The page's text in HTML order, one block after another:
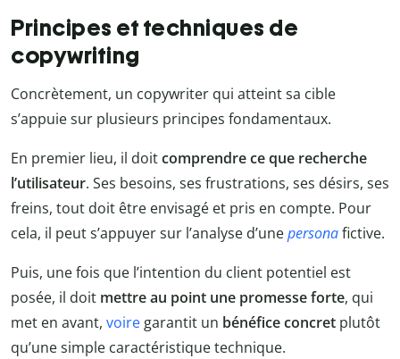
Principes et techniques de
copywriting
Concrètement, un copywriter qui atteint sa cible
s’appuie sur plusieurs principes fondamentaux.
En premier lieu, il doitcomprendre ce que recherche
l’utilisateur. Ses besoins, ses frustrations, ses désirs, ses
freins, tout doit être envisagé et pris en compte. Pour
cela, il peut s’appuyer sur l’analyse d’unepersonafictive.
Puis, une fois que l’intention du client potentiel est
posée, il doit mettre au point une promesse forte, qui
met en avant, voire garantit un bénéfice concret plutôt
qu’une simple caractéristique technique.